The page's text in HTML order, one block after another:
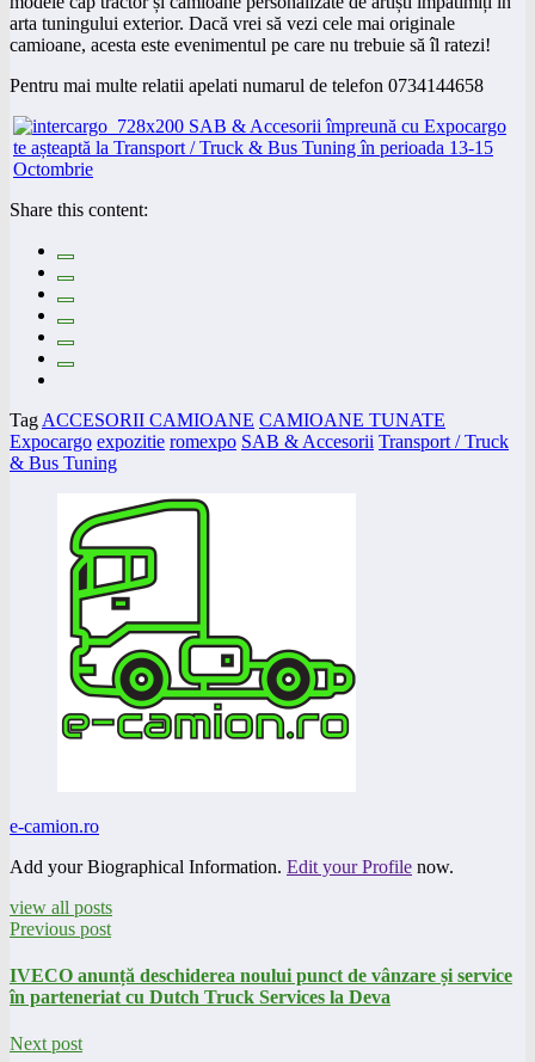
arta tuningului exterior. Dacă vrei să vezi cele mai originale
camioane, acesta este evenimentul pe care nu trebuie să îl ratezi!
Pentru mai multe relatii apelati numarul de telefon 0734144658
Share this content:
Tag ACCESORII CAMIOANE CAMIOANE TUNATE
Expocargo expozitie romexpo SAB & Accesorii Transport / Truck
& Bus Tuning
e-camion.ro
Add your Biographical Information. Edit your Profile now.
view all posts
Previous post
IVECO anunță deschiderea noului punct de vânzare și service
în parteneriat cu Dutch Truck Services la Deva
Next post